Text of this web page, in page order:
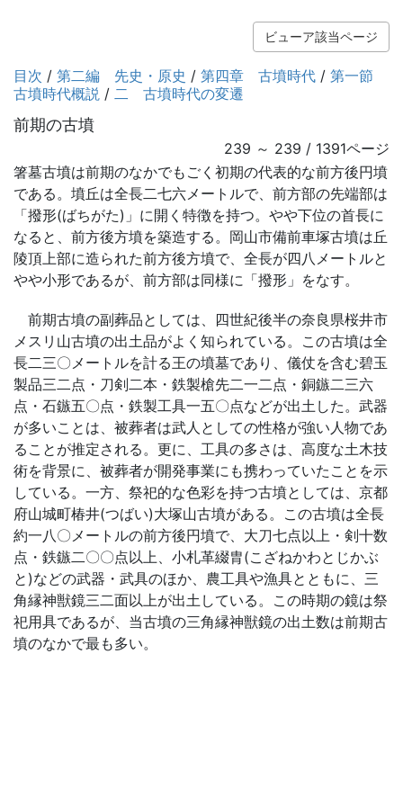
ビューア該当ページ
目次 / 第二編 先史・原史 / 第四章 古墳時代 / 第一節
古墳時代概説 / 二 古墳時代の変遷
前期の古墳
239 ～ 239 / 1391ページ
箸墓古墳は前期のなかでもごく初期の代表的な前方後円墳
である。墳丘は全長二七六メートルで、前方部の先端部は
「撥形(ばちがた)」に開く特徴を持つ。やや下位の首長に
なると、前方後方墳を築造する。岡山市備前車塚古墳は丘
陵頂上部に造られた前方後方墳で、全長が四八メートルと
やや小形であるが、前方部は同様に「撥形」をなす。
前期古墳の副葬品としては、四世紀後半の奈良県桜井市
メスリ山古墳の出土品がよく知られている。この古墳は全
長二三〇メートルを計る王の墳墓であり、儀仗を含む碧玉
製品三二点・刀剣二本・鉄製槍先二一二点・銅鏃二三六
点・石鏃五〇点・鉄製工具一五〇点などが出土した。武器
が多いことは、被葬者は武人としての性格が強い人物であ
ることが推定される。更に、工具の多さは、高度な土木技
術を背景に、被葬者が開発事業にも携わっていたことを示
している。一方、祭祀的な色彩を持つ古墳としては、京都
府山城町椿井(つばい)大塚山古墳がある。この古墳は全長
約一八〇メートルの前方後円墳で、大刀七点以上・剣十数
点・鉄鏃二〇〇点以上、小札革綴胄(こざねかわとじかぶ
と)などの武器・武具のほか、農工具や漁具とともに、三
角縁神獣鏡三二面以上が出土している。この時期の鏡は祭
祀用具であるが、当古墳の三角縁神獣鏡の出土数は前期古
墳のなかで最も多い。